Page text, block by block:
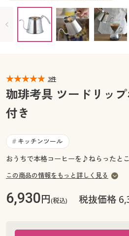
デジタルカタログ
カタログ無料プレゼント
マイページ
閲覧履歴
お気に入り
サポート
カタログ無料プレゼント
会員メニュー
閲覧履歴
お気に入り
ご利用ガイド
よくある質問とお問い合わせ
3件
珈琲考具 ツードリッ
付き
# キッチンツール
おうちで本格コーヒーを♪ねらったと
この商品の情報をもっと詳しく見る
6,930円(税込) 税抜価格